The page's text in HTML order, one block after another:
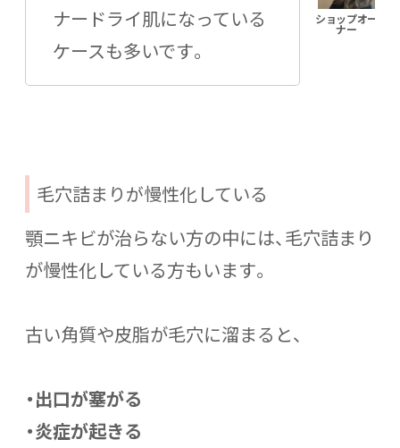
ナードライ肌になっている
ケースも多いです。
毛穴詰まりが慢性化している
顎ニキビが治らない方の中には、毛穴詰まり
が慢性化している方もいます。
古い角質や皮脂が毛穴に溜まると、
・出口が塞がる
・炎症が起きる